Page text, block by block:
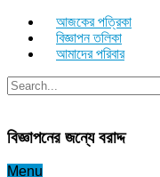
আজকের পত্রিকা
বিজ্ঞাপন তলিকা
আমাদের পরিবার
বিজ্ঞাপনের জন্যে বরাদ্দ
Menu